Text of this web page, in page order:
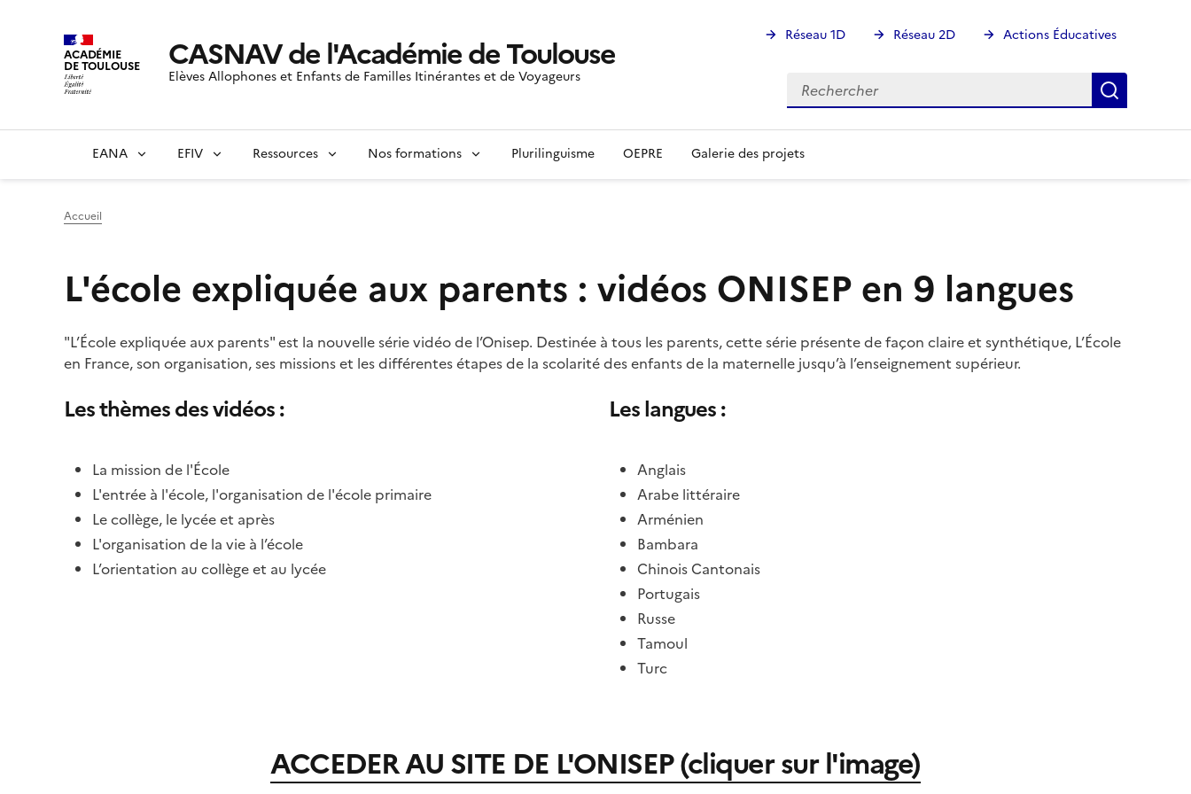
ACADÉMIE
DE TOULOUSE CASNAV de l'Académie de Toulouse
Elèves Allophones et Enfants de Familles Itinérantes et de Voyageurs
Réseau 1D Réseau 2D Actions Éducatives
Rechercher
Rechercher
EANA EFIV Ressources Nos formations Plurilinguisme OEPRE Galerie des projets
Accueil
L'école expliquée aux parents : vidéos ONISEP en 9 langues
"L’École expliquée aux parents" est la nouvelle série vidéo de l’Onisep. Destinée à tous les parents, cette série présente de façon claire et synthétique, L’École
en France, son organisation, ses missions et les différentes étapes de la scolarité des enfants de la maternelle jusqu’à l’enseignement supérieur.
Les thèmes des vidéos :
La mission de l'École
L'entrée à l'école, l'organisation de l'école primaire
Le collège, le lycée et après
L'organisation de la vie à l’école
L’orientation au collège et au lycée
Les langues :
Anglais
Arabe littéraire
Arménien
Bambara
Chinois Cantonais
Portugais
Russe
Tamoul
Turc
ACCEDER AU SITE DE L'ONISEP (cliquer sur l'image)